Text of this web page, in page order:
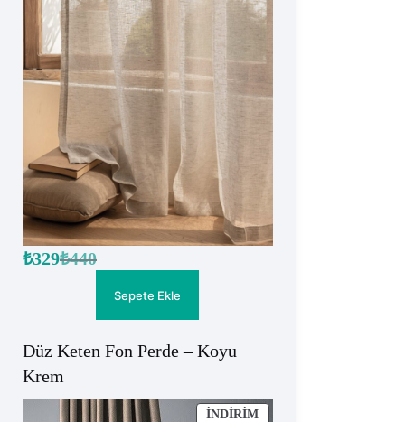
₺440
Orijinal
₺329Şu
Sepete Ekle
Düz Keten Fon Perde – Koyu
Krem
İNDIRIMİNDIRIMDEKI